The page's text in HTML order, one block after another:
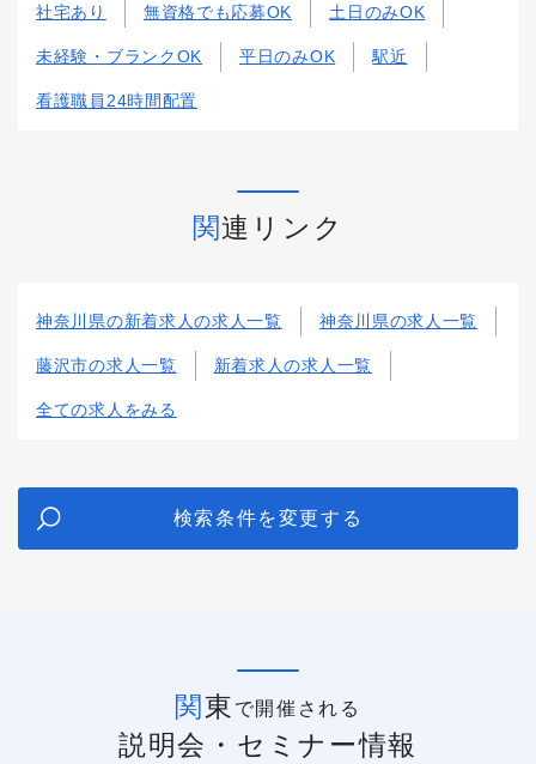
社宅あり 無資格でも応募OK 土日のみOK
未経験・ブランクOK 平日のみOK 駅近
看護職員24時間配置
関連リンク
神奈川県の新着求人の求人一覧 神奈川県の求人一覧
藤沢市の求人一覧 新着求人の求人一覧
全ての求人をみる
検索条件を変更する
関東 で開催される
説明会・セミナー情報